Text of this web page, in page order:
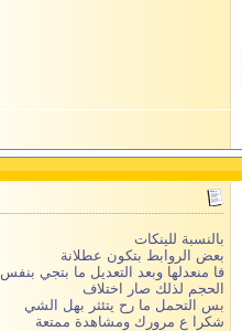
بالنسبة للينكات
بعض الروابط بتكون عطلانة
فا منعدلها وبعد التعديل ما بتجي بنفس
الحجم لذلك صار اختلاف
بس التحمل ما رح يتئثر بهل الشي
شكرا ع مرورك ومشاهدة ممتعة